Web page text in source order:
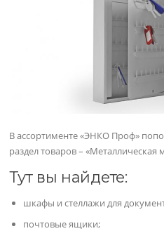
В ассортименте «ЭНКО Проф»
раздел товаров – «Металлическая
Тут вы найдете:
шкафы и стеллажи для
почтовые ящики;